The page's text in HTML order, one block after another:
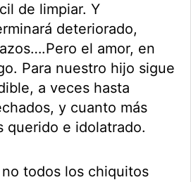
de limpiar. Y
deteriorado,
el amor, en
Para nuestro hijo sigue
a veces hasta
y cuanto más
querido e idolatrado.
todos los chiquitos